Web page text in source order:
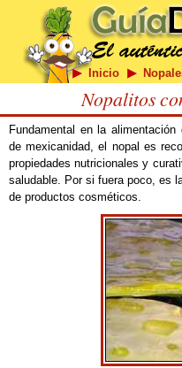
Inicio
Nopalitos
Fundamental en la
de mexicanidad, el nopal es
propiedades nutricionales y
saludable. Por si fuera poco, es
de productos cosméticos.